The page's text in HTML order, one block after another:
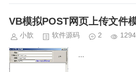
VB模拟POST网页上传文件
小歆 软件源码 2
...